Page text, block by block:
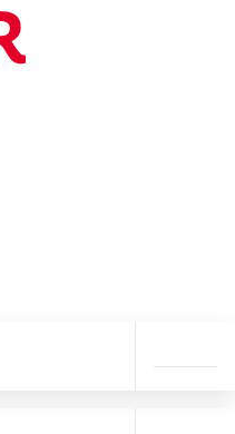
OFERTE DE NERATAT